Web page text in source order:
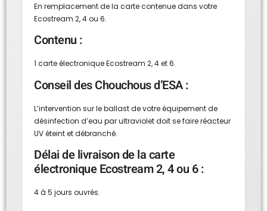
En remplacement de la carte contenue dans votre
Ecostream 2, 4 ou 6.
Contenu :
1 carte électronique Ecostream 2, 4 et 6.
Conseil des Chouchous d’ESA :
L’intervention sur le ballast de votre équipement de
désinfection d’eau par ultraviolet doit se faire réacteur
UV éteint et débranché.
Délai de livraison de la carte
électronique Ecostream 2, 4 ou 6 :
4 à 5 jours ouvrés.